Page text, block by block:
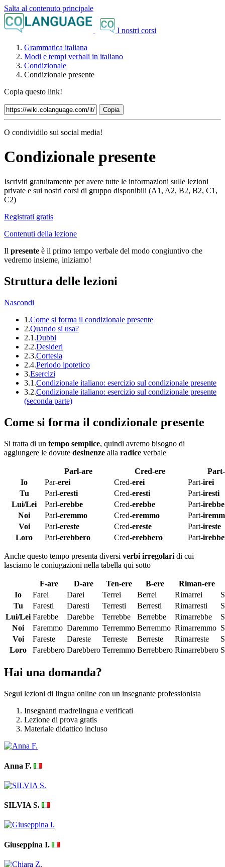
Salta al contenuto principale
I nostri corsi
Grammatica italiana
Modi e tempi verbali in italiano
Condizionale
Condizionale presente
Copia questo link!
Copia
O condividilo sui social media!
Condizionale presente
Iscriviti gratuitamente per avere tutte le informazioni sulle lezioni
private e sui nostri corsi di gruppo disponibili (A1, A2, B2, B2, C1,
C2)
Registrati gratis
Contenuti della lezione
Il presente è il primo tempo verbale del modo congiuntivo che
vedremo insieme, iniziamo!
Struttura delle lezioni
Nascondi
1.Come si forma il condizionale presente
2.Quando si usa?
2.1.Dubbi
2.2.Desideri
2.3.Cortesia
2.4.Periodo ipotetico
3.Esercizi
3.1.Condizionale italiano: esercizio sul condizionale presente
3.2.Condizionale italiano: esercizio sul condizionale presente
(seconda parte)
Come si forma il condizionale presente
Si tratta di un tempo semplice, quindi avremo bisogno di
aggiungere le dovute desinenze alla radice verbale
Parl-are Cred-ere
Io
Par-erei Cred-erei Part-irei
Tu
Parl-eresti Cred-eresti Part-iresti
Lui/Lei
Parl-erebbe Cred-erebbe Part-irebbe
Noi
Parl-eremmo Cred-eremmo Part-
Voi
Parl-ereste Cred-ereste Part-ireste
Loro
Parl-erebbero Cred-erebbero Part-
Anche questo tempo presenta diversi verbi irregolari di cui
lasciamo le coniugazioni nella tabella qui sotto
F-are D-are Ten-ere B-ere
Riman-ere
Io
Farei Darei Terrei Berrei Rimarrei
Tu
Faresti Daresti Terresti Berresti Rimarresti
Lui/Lei Farebbe Darebbe Terrebbe Berrebbe Rimarrebbe
Noi
Faremmo Daremmo Terremmo Berremmo Rimarremmo
Voi
Fareste Dareste Terreste Berreste Rimarreste
Loro
Farebbero Darebbero Terremmo Berrebbero Rimarrebbero
Hai una domanda?
Segui lezioni di lingua online con un insegnante professionista
Insegnanti madrelingua e verificati
Lezione di prova gratis
Materiale didattico incluso
Anna F.
SILVIA S.
Giuseppina I.